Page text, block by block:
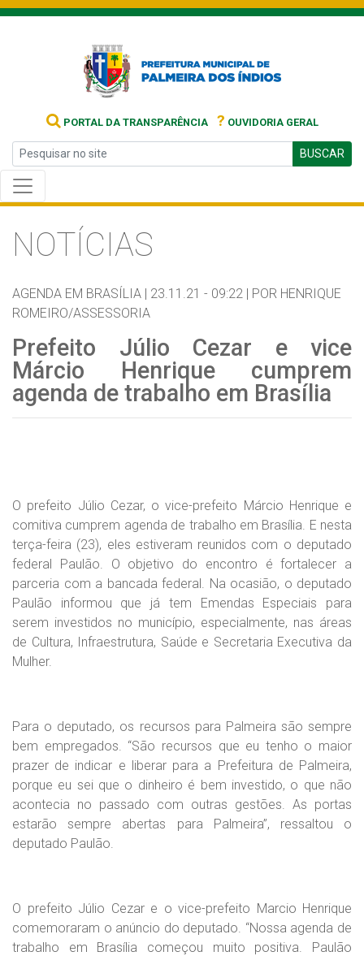
PORTAL DA TRANSPARÊNCIA ? OUVIDORIA GERAL
BUSCAR
NOTÍCIAS
AGENDA EM BRASÍLIA | 23.11.21 - 09:22 | POR HENRIQUE
ROMEIRO/ASSESSORIA
Prefeito Júlio Cezar e vice
Márcio Henrique cumprem
agenda de trabalho em Brasília
O prefeito Júlio Cezar, o vice-prefeito Márcio Henrique e
comitiva cumprem agenda de trabalho em Brasília. E nesta
terça-feira (23), eles estiveram reunidos com o deputado
federal Paulão. O objetivo do encontro é fortalecer a
parceria com a bancada federal. Na ocasião, o deputado
Paulão informou que já tem Emendas Especiais para
serem investidos no município, especialmente, nas áreas
de Cultura, Infraestrutura, Saúde e Secretaria Executiva da
Mulher.
Para o deputado, os recursos para Palmeira são sempre
bem empregados. “São recursos que eu tenho o maior
prazer de indicar e liberar para a Prefeitura de Palmeira,
porque eu sei que o dinheiro é bem investido, o que não
acontecia no passado com outras gestões. As portas
estarão sempre abertas para Palmeira”, ressaltou o
deputado Paulão.
O prefeito Júlio Cezar e o vice-prefeito Marcio Henrique
comemoraram o anúncio do deputado. “Nossa agenda de
trabalho em Brasília começou muito positiva. Paulão